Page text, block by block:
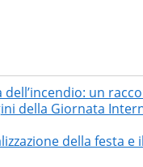
dell’incendio: un
della Giornata
della festa e